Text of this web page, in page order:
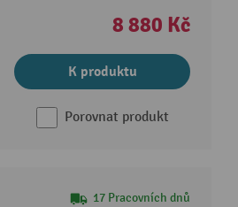
8 880 Kč
K produktu
Porovnat produkt
17 Pracovních dnů